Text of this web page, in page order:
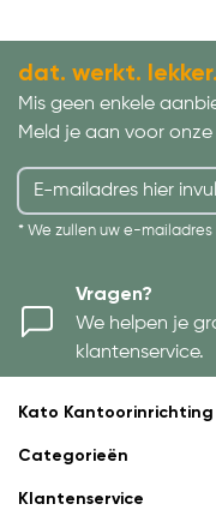
dat. werkt. lekker.
Mis geen enkele
Meld je aan voor onze
* We zullen uw e-
Vragen?
We helpen je
klantenservice.
Kato Kantoorinrichting
Categorieën
Klantenservice